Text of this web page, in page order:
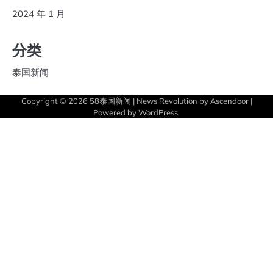
2024 年 1 月
分类
泰国新闻
Copyright © 2026 58泰国新闻 | News Revolution by Ascendoor|
Powered byWordPress.